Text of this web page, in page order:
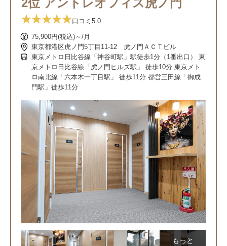
口コミ 5.0
75,900円(税込)～/月
東京都港区虎ノ門5丁目11-12 虎ノ門ＡＣＴビル
東京メトロ日比谷線「神谷町駅」駅徒歩1分（1番出口） 東
京メトロ日比谷線「虎ノ門ヒルズ駅」 徒歩10分 東京メト
ロ南北線「六本木一丁目駅」 徒歩11分 都営三田線「御成
門駅」徒歩11分
もっと